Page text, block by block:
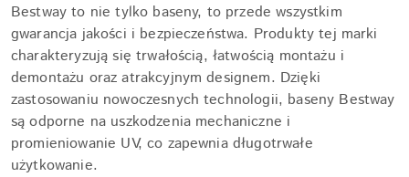
Bestway to nie tylko baseny, to przede wszystkim
gwarancja jakości i bezpieczeństwa. Produkty tej marki
charakteryzują się trwałością, łatwością montażu i
demontażu oraz atrakcyjnym designem. Dzięki
zastosowaniu nowoczesnych technologii, baseny Bestway
są odporne na uszkodzenia mechaniczne i
promieniowanie UV, co zapewnia długotrwałe
użytkowanie.